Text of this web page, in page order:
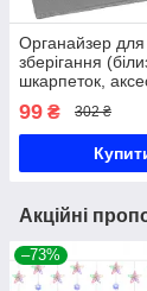
Органайзер для
зберігання
шкарпеток,
99 ₴ 302 ₴
Акційні
–73%